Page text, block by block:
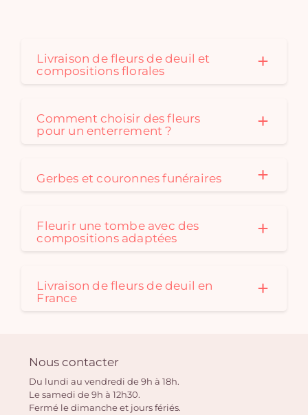
Livraison de fleurs de deuil et
compositions florales
Comment choisir des fleurs
pour un enterrement ?
Gerbes et couronnes funéraires
Fleurir une tombe avec des
compositions adaptées
Livraison de fleurs de deuil en
France
Nous contacter
Du lundi au vendredi de 9h à 18h.
Le samedi de 9h à 12h30.
Fermé le dimanche et jours fériés.